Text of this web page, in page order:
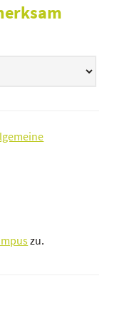
zu.